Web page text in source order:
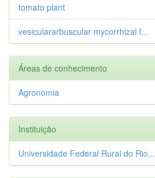
tomato plant
vesiculararbuscular mycorrhizal f...
Áreas de conhecimento
Agronomia
Instituição
Universidade Federal Rural do Rio...